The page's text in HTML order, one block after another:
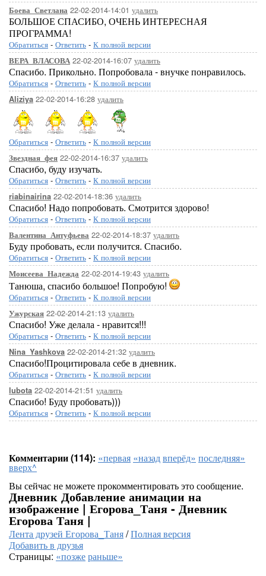
Боева_Светлана 22-02-2014-14:01 удалить
БОЛЬШОЕ СПАСИБО, ОЧЕНЬ ИНТЕРЕСНАЯ
ПРОГРАММА!
Обратиться - Ответить - К полной версии
ВЕРА_ВЛАСОВА 22-02-2014-16:07 удалить
Спасибо. Прикольно. Попробовала - внучке понравилось.
Обратиться - Ответить - К полной версии
Aliziya 22-02-2014-16:28 удалить
Обратиться - Ответить - К полной версии
Звездная_фея 22-02-2014-16:37 удалить
Спасибо, буду изучать.
Обратиться - Ответить - К полной версии
riabinairina 22-02-2014-18:36 удалить
Спасибо! Надо попробовать. Смотрится здорово!
Обратиться - Ответить - К полной версии
Валентина_Антуфьева 22-02-2014-18:37 удалить
Буду пробовать, если получится. Спасибо.
Обратиться - Ответить - К полной версии
Моисеева_Надежда 22-02-2014-19:43 удалить
Танюша, спасибо большое! Попробую!
Обратиться - Ответить - К полной версии
Ужурская 22-02-2014-21:13 удалить
Спасибо! Уже делала - нравится!!!
Обратиться - Ответить - К полной версии
Nina_Yashkova 22-02-2014-21:32 удалить
Спасибо!Процитировала себе в дневник.
Обратиться - Ответить - К полной версии
lubota 22-02-2014-21:51 удалить
Спасибо! Буду пробовать)))
Обратиться - Ответить - К полной версии
Комментарии (114): «первая «назадвперёд» последняя»
вверх^
Вы сейчас не можете прокомментировать это сообщение.
Дневник Добавление анимации на
изображение | Егорова_Таня - Дневник
Егорова Таня |
Лента друзей Егорова_Таня/Полная версия
Добавить в друзья
Страницы: «позжераньше»